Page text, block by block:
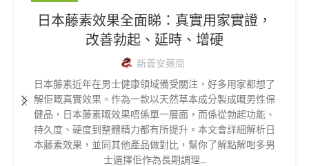
日本藤素效果全面睇：真實用家實證，
改善勃起、延時、增硬
新義安藥局
日本藤素近年在男士健康領域備受關注，好多用家都想了
解佢嘅真實效果。作為一款以天然草本成分製成嘅男性保
健品，日本藤素嘅效果唔係單一層面，而係從勃起功能、
持久度、硬度到整體精力都有所提升。本文會詳細解析日
本藤素效果，並同其他產品做對比，幫你了解點解咁多男
士選擇佢作為長期調理...